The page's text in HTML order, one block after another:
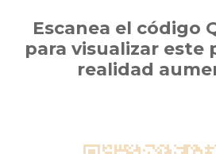
Escanea el código
para visualizar este
realidad